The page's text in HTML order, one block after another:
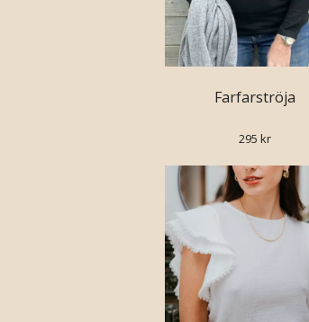
Farfarströja
295 kr